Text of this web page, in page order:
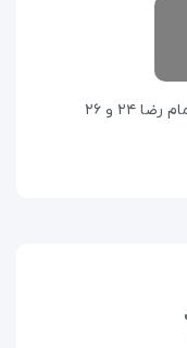
۲۴ و ۲۶